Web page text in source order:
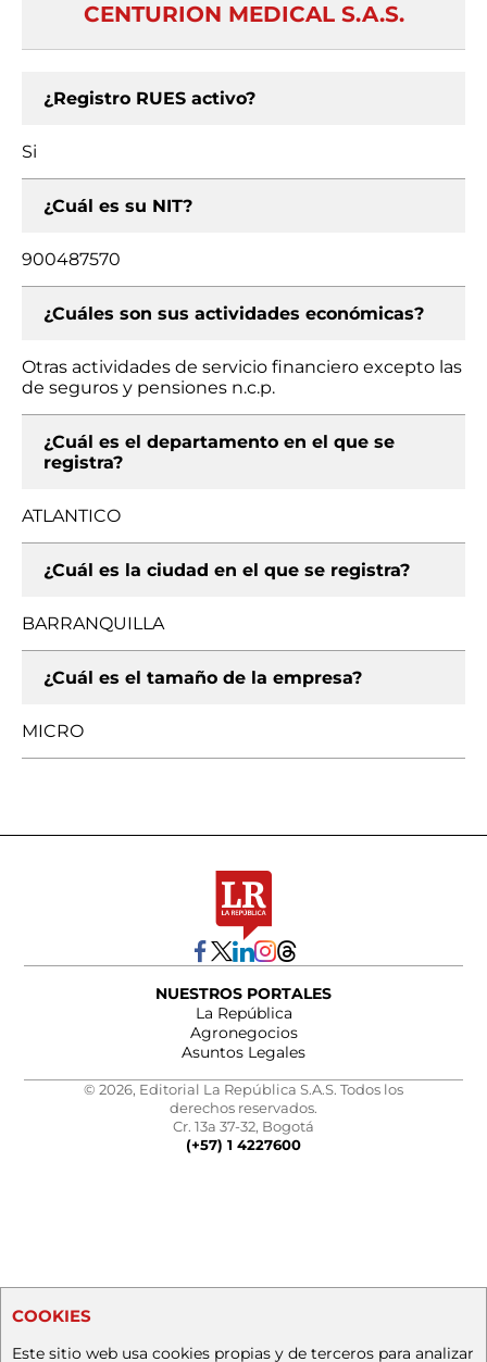
CENTURION MEDICAL S.A.S.
¿Registro RUES activo?
Si
¿Cuál es su NIT?
900487570
¿Cuáles son sus actividades económicas?
Otras actividades de servicio financiero excepto las
de seguros y pensiones n.c.p.
¿Cuál es el departamento en el que se
registra?
ATLANTICO
¿Cuál es la ciudad en el que se registra?
BARRANQUILLA
¿Cuál es el tamaño de la empresa?
MICRO
NUESTROS PORTALES
La República
Agronegocios
Asuntos Legales
© 2026, Editorial La República S.A.S. Todos los
derechos reservados.
Cr. 13a 37-32, Bogotá
(+57) 1 4227600
COOKIES
Este sitio web usa cookies propias y de terceros para analizar